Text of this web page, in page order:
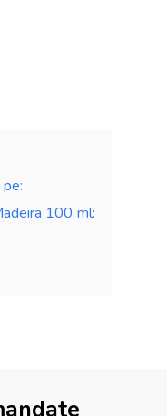
100 ml: